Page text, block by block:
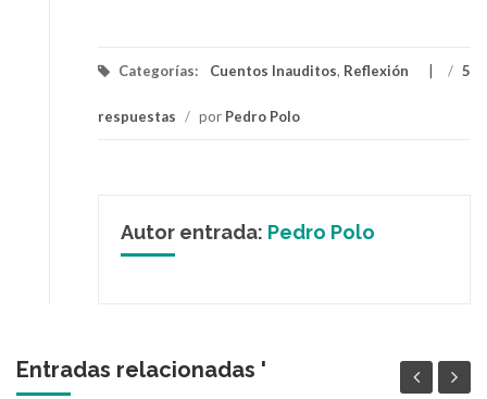
Categorías: Cuentos Inauditos, Reflexión / 5
respuestas / por Pedro Polo
Autor entrada: Pedro Polo
Entradas relacionadas '